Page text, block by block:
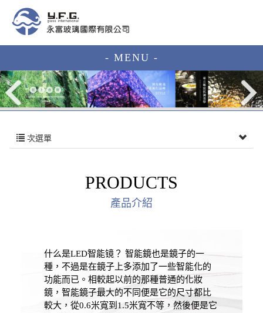
- MENU -
次選單
PRODUCTS
產品介紹
什么是LED智能镜？ 智能鏡也是鏡子的一
種，不過是在鏡子上多添加了一些智能化的
功能而已。相較起以前的那種普通的化妝
鏡，智能鏡子最大的不同便是它的尺寸都比
較大，從0.6米寬到1.5米寬不等，然後便是它